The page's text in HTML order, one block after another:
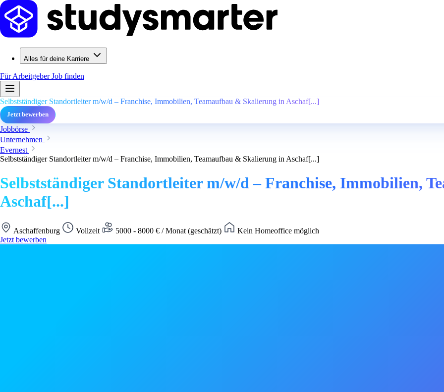
Alles für deine Karriere
Für ArbeitgeberJob finden
Selbstständiger Standortleiter m/w/d – Franchise, Immobilien, Teamaufbau & Skalierung in Aschaf[...]
Jetzt bewerben
Jobbörse
Unternehmen
Evernest
Selbstständiger Standortleiter m/w/d – Franchise, Immobilien, Teamaufbau & Skalierung in Aschaf[...]
Selbstständiger Standortleiter m/w/d – Franchise, Immobilien,
Aschaf[...]
Aschaffenburg Vollzeit 5000 - 8000 € / Monat (geschätzt)
Kein Homeoffice möglich
Jetzt bewerben